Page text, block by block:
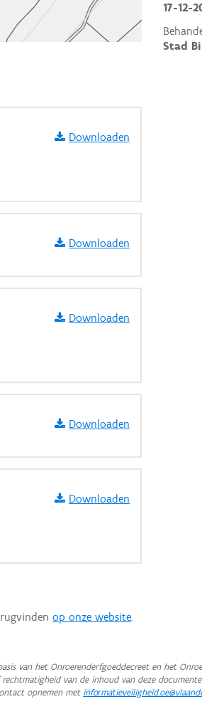
17-12-
Stad
Downloaden
Downloaden
Downloaden
Downloaden
Downloaden
op onze website.
van het Onroerenderfgoeddecreet en het
van de inhoud van deze
opnemen met